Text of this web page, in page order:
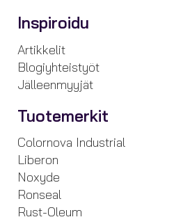
Inspiroidu
Artikkelit
Blogiyhteistyöt
Jälleenmyyjät
Tuotemerkit
Colornova Industrial
Liberon
Noxyde
Ronseal
Rust-Oleum